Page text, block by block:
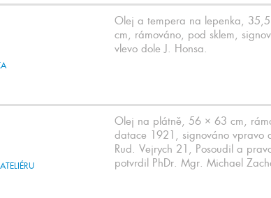
Olej a tempera na lepenka,
cm, rámováno, pod sklem,
vlevo dole J. Honsa.
Olej na plátně, 56 × 63 cm,
datace 1921, signováno vpravo
Rud. Vejrych 21, Posoudil a
potvrdil PhDr. Mgr. Michael